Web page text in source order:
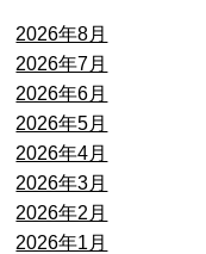
2026年8月
2026年7月
2026年6月
2026年5月
2026年4月
2026年3月
2026年2月
2026年1月